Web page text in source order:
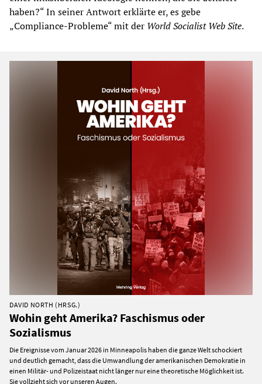
haben?“ In seiner Antwort erklärte er, es gebe
„Compliance-Probleme“ mit der World Socialist Web Site.
DAVID NORTH (HRSG.)
Wohin geht Amerika? Faschismus oder
Sozialismus
Die Ereignisse vom Januar 2026 in Minneapolis haben die ganze Welt schockiert
und deutlich gemacht, dass die Umwandlung der amerikanischen Demokratie in
einen Militär- und Polizeistaat nicht länger nur eine theoretische Möglichkeit ist.
Sie vollzieht sich vor unseren Augen.